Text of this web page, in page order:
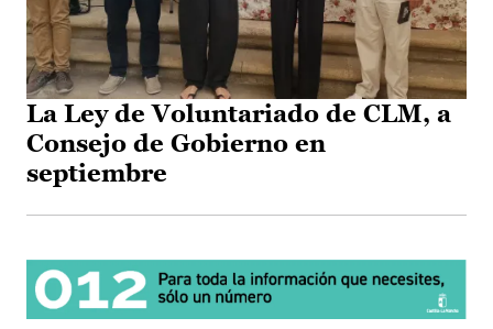
La Ley de Voluntariado de CLM, a
Consejo de Gobierno en
septiembre